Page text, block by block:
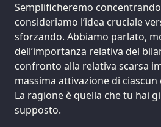
Semplificheremo
consideriamo l’idea cruciale
sforzando. Abbiamo parlato,
dell’importanza relativa del
confronto alla relativa scarsa
massima attivazione di
La ragione è quella che tu hai
supposto.